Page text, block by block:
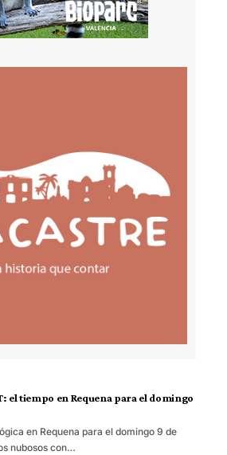
el tiempo en Requena para el domingo
en Requena para el domingo 9 de
nubosos con…